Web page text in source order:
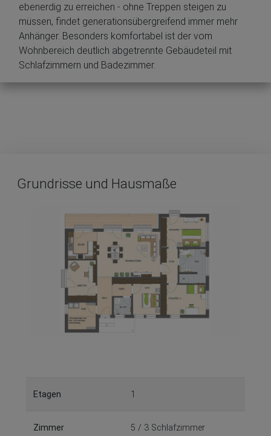
ebenerdig zu erreichen - ohne Treppen steigen zu
müssen, findet generationsübergreifend immer mehr
Anhänger. Besonders komfortabel ist der vom
Wohnbereich deutlich abgetrennte Gebäudeteil mit
Schlafzimmern und Badezimmer.
Grundrisse und Hausmaße
Etagen 1
Zimmer 5 / 3 Schlafzimmer